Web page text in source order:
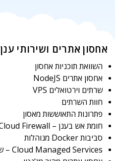
אחסון אתרים ושירותי ענן
השוואת תוכניות אחסון
אחסון אתרים NodeJS
שרתים וירטואלים VPS
חוות השרתים
פתרונות התאוששות מאסון
חומת אש בענן – Cloud Firewall
סביבות Docker מנוהלות
Cloud Managed Services – שרתים מנוהלים